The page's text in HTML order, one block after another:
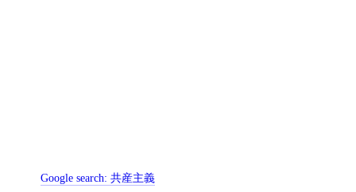
Google search:共産主義